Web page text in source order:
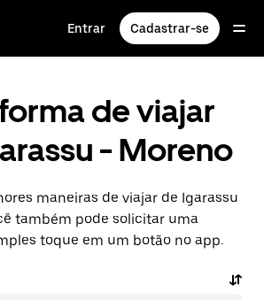
Entrar Cadastrar-se
de viajar
- Moreno
maneiras de viajar de Igarassu
também pode solicitar uma
toque em um botão no app.